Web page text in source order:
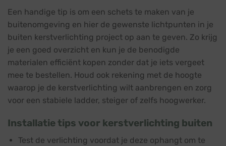
Een handige tip is om een schets te maken van je
buitenomgeving en hier de gewenste lichtpunten in je
buiten kerstverlichting project op aan te geven. Zo krijg
je een goed overzicht en kun je de benodigde
materialen efficiënt kopen zonder dat je iets vergeet
mee te bestellen. Houd ook rekening met de hoogte
waarop je de kerstverlichting wilt aanbrengen en zorg
voor een stabiele ladder, steiger of zelfs hoogwerker.
Installatie tips voor kerstverlichting buiten
Test de verlichting voordat je deze ophangt om te